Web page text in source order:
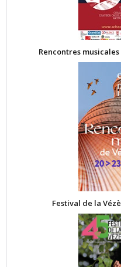
Rencontres
Festival de la